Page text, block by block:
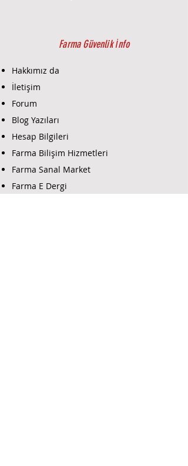
Farma Güvenlik İnfo
Hakkımız da
İletişim
Forum
Blog Yazıları
Hesap Bilgileri
Farma Bilişim Hizmetleri
Farma Sanal Market
Farma E Dergi